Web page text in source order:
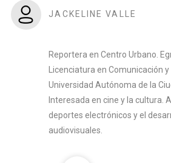
JACKELINE VALLE
Reportera en Centro Urbano.
Licenciatura en Comunicación
Universidad Autónoma de la
Interesada en cine y la cultura.
deportes electrónicos y el
audiovisuales.